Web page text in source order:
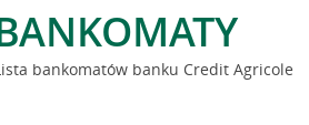
bankomatów banku Credit Agricole